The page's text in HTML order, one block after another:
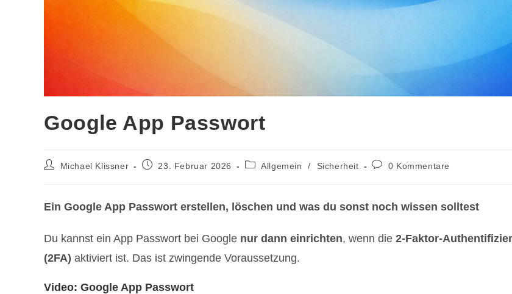
Google App Passwort
Beitrags-
Michael Klissner
Beitrag23. Februar 2026
Beitrags-
Allgemein / Sicherheit
Beitrags-
0 Kommentare
Ein Google App Passwort erstellen, löschen und was du sonst noch wissen solltest
Du kannst ein App Passwort bei Google nur dann einrichten, wenn die 2-Faktor-
(2FA) aktiviert ist. Das ist zwingende Voraussetzung.
Video: Google App Passwort